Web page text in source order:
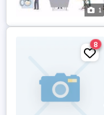
1
8